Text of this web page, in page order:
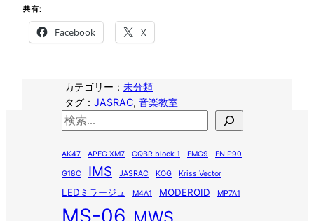
共有:
Facebook X
カテゴリー： 未分類
タグ： JASRAC, 音楽教室
検
AK47 APFG XM7 CQBR block 1 FMG9 FN P90
G18C IMS JASRAC KOG Kriss Vector
LEDミラージュ M4A1 MODEROID MP7A1
MS-06